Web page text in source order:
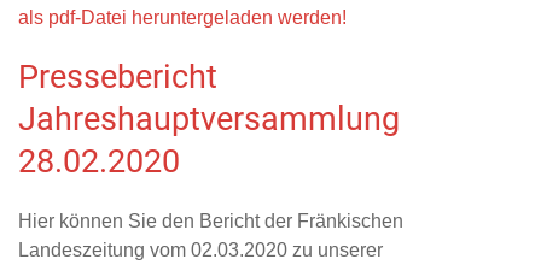
als pdf-Datei heruntergeladen werden!
Pressebericht
Jahreshauptversammlung
28.02.2020
Hier können Sie den Bericht der Fränkischen
Landeszeitung vom 02.03.2020 zu unserer